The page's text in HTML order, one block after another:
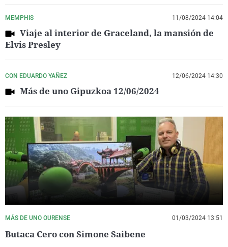
MEMPHIS 11/08/2024 14:04
Viaje al interior de Graceland, la mansión de
Elvis Presley
CON EDUARDO YAÑEZ 12/06/2024 14:30
Más de uno Gipuzkoa 12/06/2024
MÁS DE UNO OURENSE 01/03/2024 13:51
Butaca Cero con Simone Saibene